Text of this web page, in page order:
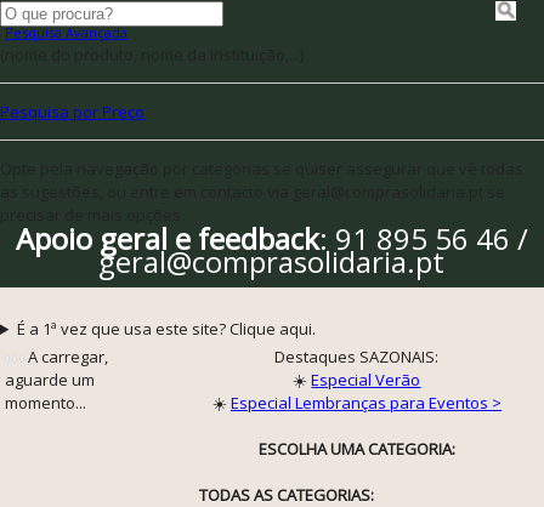
Pesquisa Avançada
Pesquisa por Preço
Apoio geral e feedback: 91 895 56 46 /
geral@comprasolidaria.pt
É a 1ª vez que usa este site? Clique aqui.
A carregar,
aguarde um
momento...
Destaques SAZONAIS:
☀️Especial Verão
☀️Especial Lembranças para Eventos >
ESCOLHA UMA CATEGORIA:
TODAS AS CATEGORIAS: